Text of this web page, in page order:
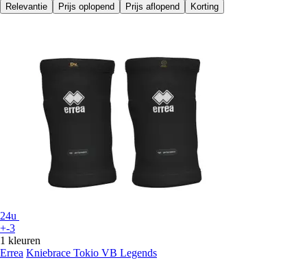
Relevantie Prijs oplopend Prijs aflopend Korting
24u
+-3
1 kleuren
Errea Kniebrace Tokio VB Legends